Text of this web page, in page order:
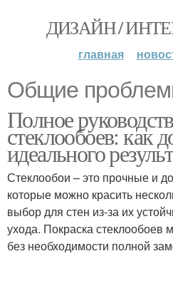
ДИЗАЙН /
главная
Общие
Полное
стеклообоев: как
идеального
Стеклообои – это прочные и
которые можно красить
выбор для стен из-за их
ухода. Покраска стеклообоев
без необходимости полной